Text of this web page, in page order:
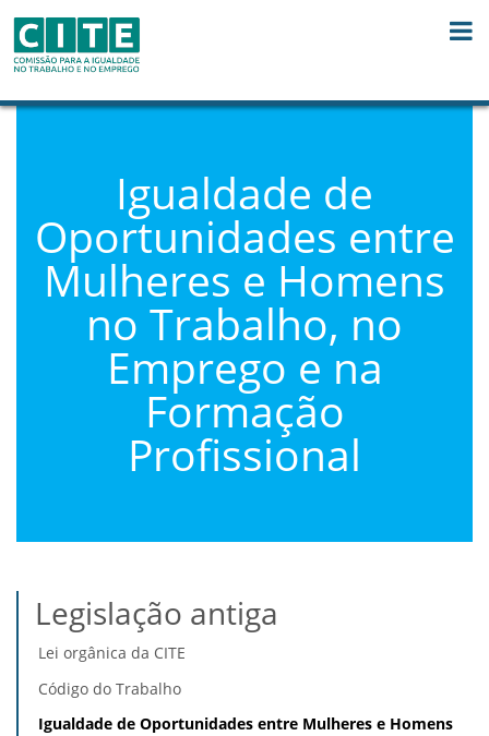
Igualdade de
Oportunidades entre
Mulheres e Homens
no Trabalho, no
Emprego e na
Formação
Profissional
Legislação antiga
Lei orgânica da CITE
Código do Trabalho
Igualdade de Oportunidades entre Mulheres e Homens